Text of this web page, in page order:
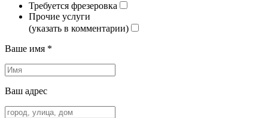
Требуется фрезеровка
Прочие услуги
(указать в комментарии)
Ваше имя *
Ваш адрес